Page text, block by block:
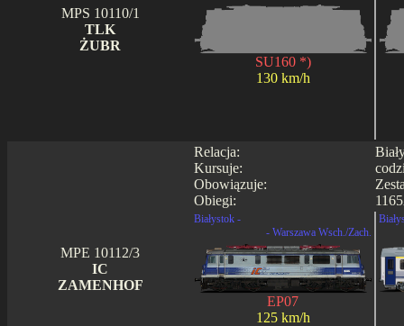
MPS 10110/1
TLK
ŻUBR
SU160 *)
130 km/h
Relacja:
Kursuje:
Obowiązuje:
Obiegi:
MPE 10112/3
IC
ZAMENHOF
Białystok -
- Warszawa Wsch./Zach.
EP07
125 km/h